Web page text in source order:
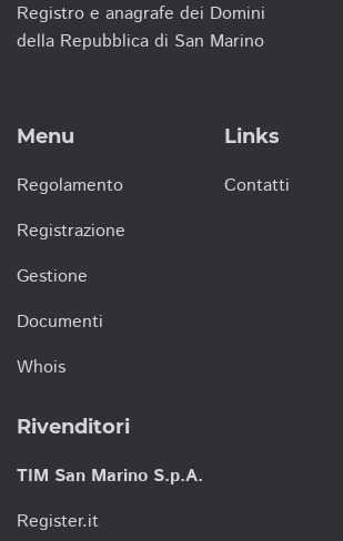
Registro e anagrafe dei Domini
della Repubblica di San Marino
Menu
Regolamento
Registrazione
Gestione
Documenti
Whois
Links
Contatti
Rivenditori
TIM San Marino S.p.A.
Register.it